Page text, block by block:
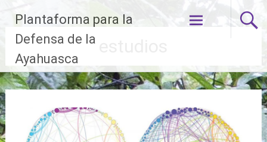
contenido
Plantaforma para la
Defensa de la
Ayahuasca